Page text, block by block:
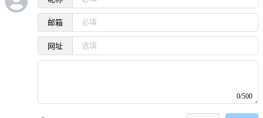
邮箱
网址
0/500